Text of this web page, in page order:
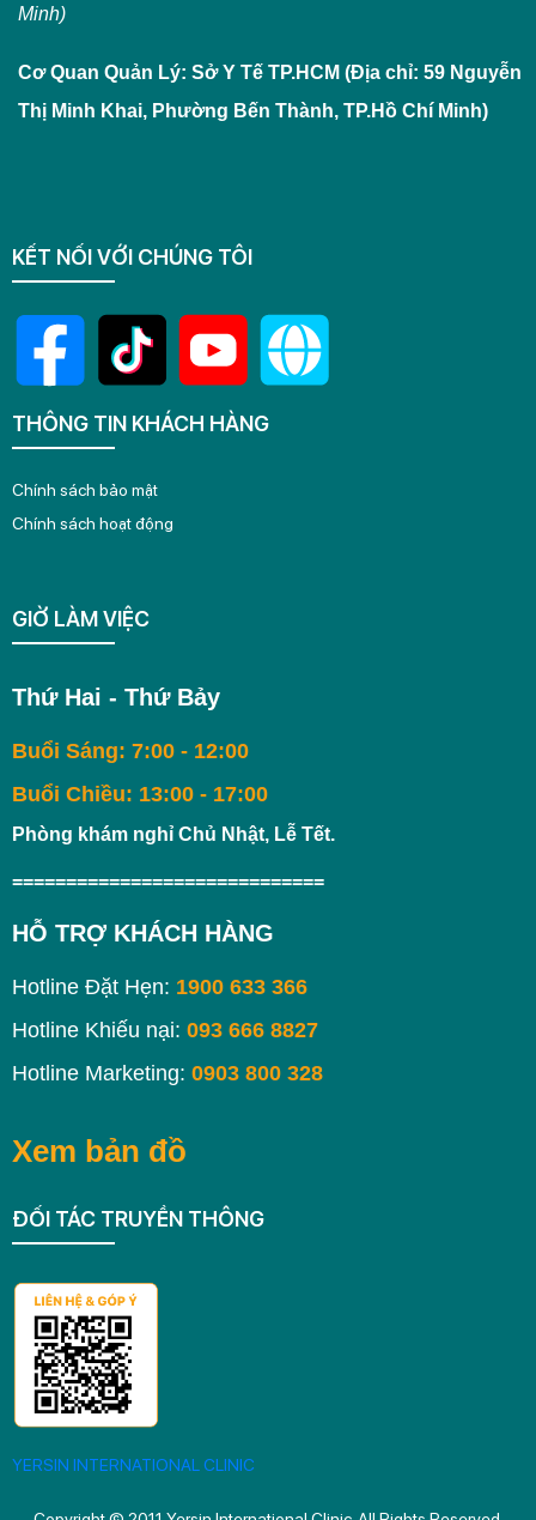
Minh)
Cơ Quan Quản Lý: Sở Y Tế TP.HCM (Địa chỉ: 59 Nguyễn
Thị Minh Khai, Phường Bến Thành, TP.Hồ Chí Minh)
KẾT NỐI VỚI CHÚNG TÔI
THÔNG TIN KHÁCH HÀNG
Chính sách bảo mật
Chính sách hoạt động
GIỜ LÀM VIỆC
Thứ Hai - Thứ Bảy
Buổi Sáng: 7:00 - 12:00
Buổi Chiều: 13:00 - 17:00
Phòng khám nghỉ Chủ Nhật, Lễ Tết.
=============================
HỖ TRỢ KHÁCH HÀNG
Hotline Đặt Hẹn: 1900 633 366
Hotline Khiếu nại: 093 666 8827
Hotline Marketing: 0903 800 328
Xem bản đồ
ĐỐI TÁC TRUYỀN THÔNG